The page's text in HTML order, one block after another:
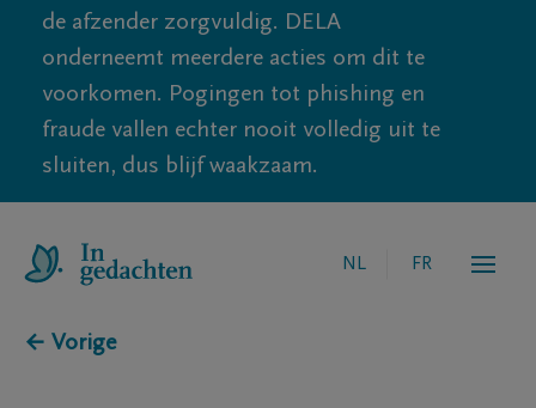
de afzender zorgvuldig. DELA
onderneemt meerdere acties om dit te
voorkomen. Pogingen tot phishing en
fraude vallen echter nooit volledig uit te
sluiten, dus blijf waakzaam.
NL FR
← Vorige